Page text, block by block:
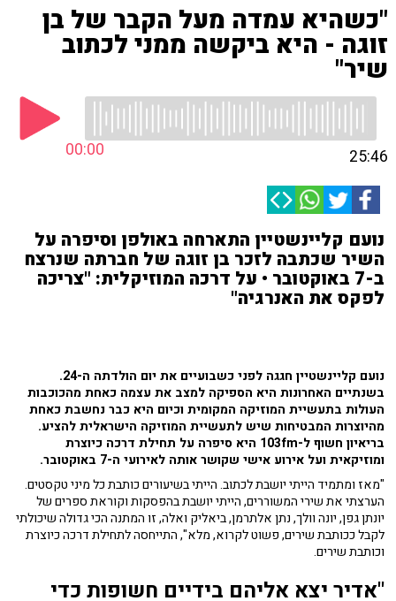
"כשהיא עמדה מעל הקבר של בן
זוגה - היא ביקשה ממני לכתוב
שיר"
00:00 25:46
נועם קליינשטיין התארחה באולפן וסיפרה על
השיר שכתבה לזכר בן זוגה של חברתה שנרצח
ב-7 באוקטובר • על דרכה המוזיקלית: "צריכה
לפקס את האנרגיה"
נועם קליינשטיין חגגה לפני כשבועיים את יום הולדתה ה-24.
בשנתיים האחרונות היא הספיקה למצב את עצמה כאחת מהכוכבות
העולות בתעשיית המוזיקה המקומית וכיום היא כבר נחשבת כאחת
מהיוצרות המבטיחות שיש לתעשיית המוזיקה הישראלית להציע.
בריאיון חשוף ל-103fm היא סיפרה על תחילת דרכה כיוצרת
ומוזיקאית ועל אירוע אישי שקושר אותה לאירועי ה-7 באוקטובר.
"מאז ומתמיד הייתי יושבת לכתוב. הייתי בשיעורים כותבת כל מיני טקסטים.
הערצתי את שירי המשוררים, הייתי יושבת בהפסקות וקוראת ספרים של
יונתן גפן, יונה וולך, נתן אלתרמן, ביאליק ואלה, זו המתנה הכי גדולה שיכולתי
לקבל ככותבת שירים, פשוט לקרוא, מלא", התייחסה לתחילת דרכה כיוצרת
וכותבת שירים.
"אדיר יצא אליהם בידיים חשופות כדי